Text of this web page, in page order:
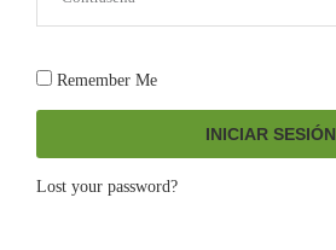
Remember Me
INICIAR SESIÓN
Lost your password?